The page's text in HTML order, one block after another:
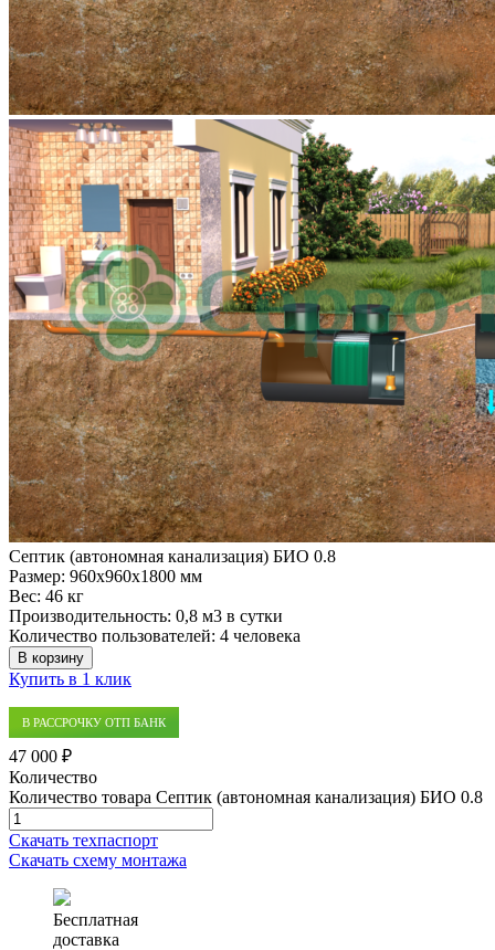
Септик (автономная канализация) БИО 0.8
Размер: 960x960x1800 мм
Вес: 46 кг
Производительность: 0,8 м3 в сутки
Количество пользователей: 4 человека
В корзину
Купить в 1 клик
В РАССРОЧКУ ОТП БАНК
47 000 ₽
Количество
Количество товара Септик (автономная канализация) БИО 0.8
Скачать техпаспорт
Скачать схему монтажа
Бесплатная
доставка